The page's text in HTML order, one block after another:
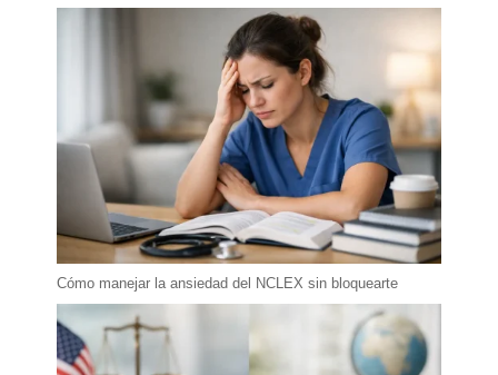
Cómo manejar la ansiedad del NCLEX sin bloquearte